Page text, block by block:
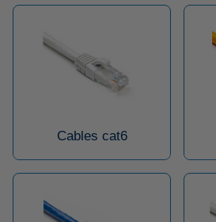
Cables cat6